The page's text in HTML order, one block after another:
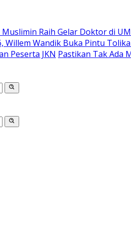
Raih Gelar Doktor di
Willem Wandik Buka Pintu
Peserta JKN Pastikan Tak Ada